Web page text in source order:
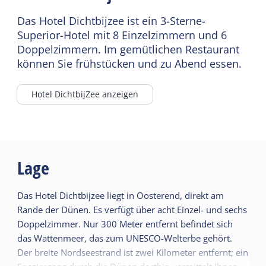
Parkplatz
Restaurant
Catering-Terrasse
Besprechungsraum
Weiterlesen
Das Hotel Dichtbijzee ist ein 3-Sterne-
Superior-Hotel mit 8 Einzelzimmern und 6
Doppelzimmern. Im gemütlichen Restaurant
können Sie frühstücken und zu Abend essen.
Hotel DichtbijZee anzeigen
Lage
Das Hotel Dichtbijzee liegt in Oosterend, direkt am
Rande der Dünen. Es verfügt über acht Einzel- und sechs
Doppelzimmer. Nur 300 Meter entfernt befindet sich
das Wattenmeer, das zum UNESCO-Welterbe gehört.
Der breite Nordseestrand ist zwei Kilometer entfernt; ein